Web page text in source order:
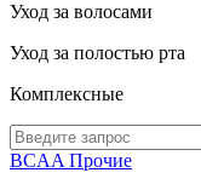
Уход за волосами
Уход за полостью рта
Комплексные
BCAA Прочие